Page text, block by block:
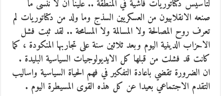
لتأسيس دكتاتوريات فاشية في المنطقة .. علينا ان لا ننسى ما
صنعه الانقلابيون من العسكريين السذج وما ولد من دكتاتوريات لم
تعرف روح المصالحة ولا المسالمة ولا المسامحة .. لقد ثبت فشل
الاحزاب الدينية اليوم وبعد ثلاثين سنة على تجاربها المنكودة ، كما
كانت قد فشلت من قبلها كل الايديولوجيات السياسية البليدة .
ان الضرورة تقضي باعادة التفكير في فهم الحياة السياسية واساليب
التقدم الاجتماعي بعيدا عن كل هذه القوى المسيطرة اليوم .